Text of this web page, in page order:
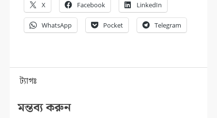
X Facebook LinkedIn
WhatsApp Pocket Telegram
ট্যাগঃ
মন্তব্য করুন